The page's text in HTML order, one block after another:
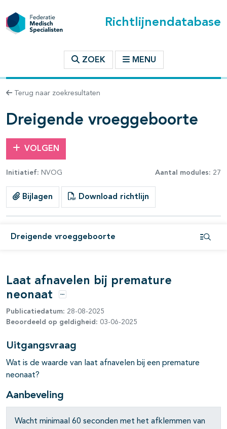
Richtlijnendatabase
ZOEK MENU
Terug naar zoekresultaten
Dreigende vroeggeboorte
VOLGEN
Initiatief: NVOG Aantal modules: 27
Bijlagen Download richtlijn
Dreigende vroeggeboorte
binnen deze richtlijn
open- en dichtklappen
open- en dichtklappen
open- en dichtklappen
Laat afnavelen bij premature
neonaat
Opties
Publicatiedatum: 28-08-2025
Beoordeeld op geldigheid: 03-06-2025
Uitgangsvraag
Wat is de waarde van laat afnavelen bij een premature
neonaat?
Aanbeveling
Wacht minimaal 60 seconden met het afklemmen van